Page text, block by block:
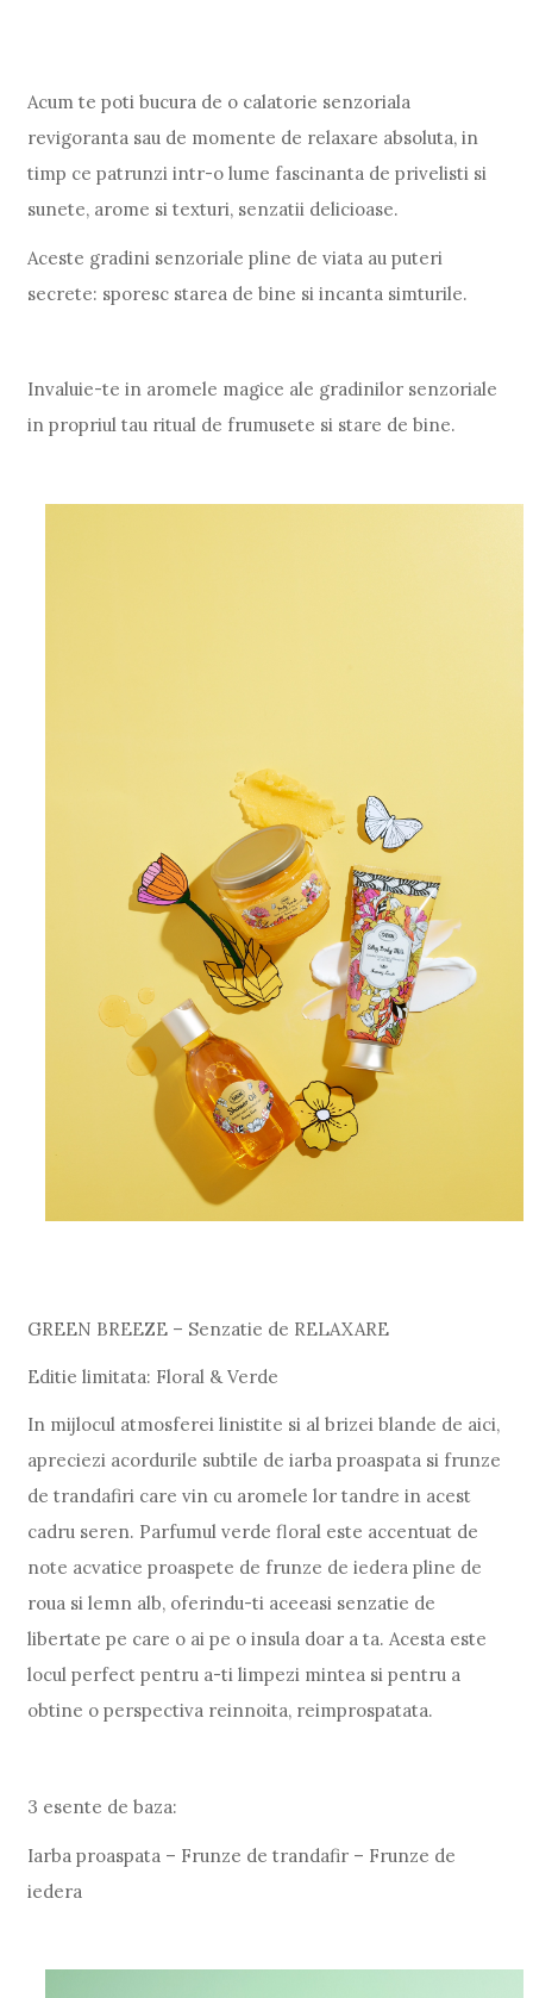
Acum te poti bucura de o calatorie senzoriala
revigoranta sau de momente de relaxare absoluta, in
timp ce patrunzi intr-o lume fascinanta de privelisti si
sunete, arome si texturi, senzatii delicioase.
Aceste gradini senzoriale pline de viata au puteri
secrete: sporesc starea de bine si incanta simturile.
Invaluie-te in aromele magice ale gradinilor senzoriale
in propriul tau ritual de frumusete si stare de bine.
GREEN BREEZE – Senzatie de RELAXARE
Editie limitata: Floral & Verde
In mijlocul atmosferei linistite si al brizei blande de aici,
apreciezi acordurile subtile de iarba proaspata si frunze
de trandafiri care vin cu aromele lor tandre in acest
cadru seren. Parfumul verde floral este accentuat de
note acvatice proaspete de frunze de iedera pline de
roua si lemn alb, oferindu-ti aceeasi senzatie de
libertate pe care o ai pe o insula doar a ta. Acesta este
locul perfect pentru a-ti limpezi mintea si pentru a
obtine o perspectiva reinnoita, reimprospatata.
3 esente de baza:
Iarba proaspata – Frunze de trandafir – Frunze de
iedera